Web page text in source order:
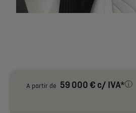
A partir de 59 000 € c/ IVA*